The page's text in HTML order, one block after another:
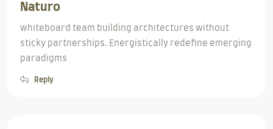
Naturo
whiteboard team building architectures without
sticky partnerships. Energistically redefine emerging
paradigms
Reply